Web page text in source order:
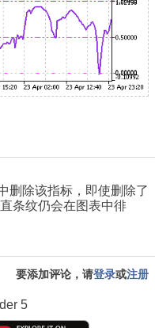
删除该指标，即使删除了
条纹仍会在图表中徘
要添加评论，请登录或注册
5